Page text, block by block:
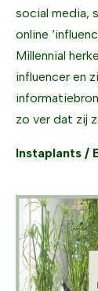
social media,
online
Millennial
influencer en
zo ver dat zij
Instaplants /